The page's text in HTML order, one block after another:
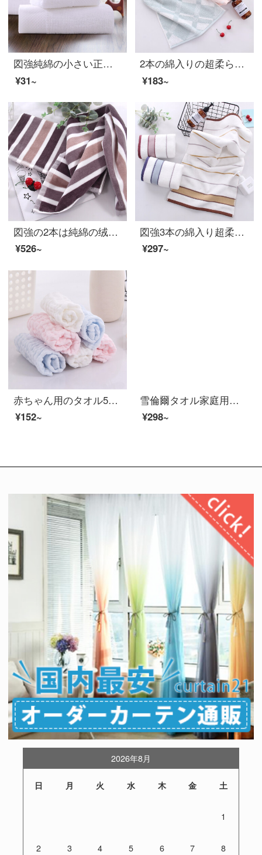
図強純綿の小さい正方形のタオルの家族と女性のホテルのホテルは厚くて白いスカーフの小さいタオルをプラスしてlogoプラチナのサテンの白色のシングルストリップの35*35 cmをカスタマイズすることができます。
¥31~
2本の綿入りの超柔らかい紗タオルを大人のカップルに増やして、柔らかくて、水を吸い込んで、顔を洗うタオルの粉+緑34*72 cmを描きます。
¥183~
図強の2本は純綿の绒のタオルを詰めます。大人のカップルと女性の日韩式は厚くて柔らかいです。
¥526~
図強3本の綿入り超柔らかい紗タオル大人男女のカップルの柔らかい快適な洗顔ティッシュコーヒー+赤+青
¥297~
赤ちゃん用のタオル5つの赤ちゃん用手ぬぐい赤ちゃん用手ぬぐい赤ちゃん用手ぬぐい赤ちゃん用タオル赤ちゃん用手ぬぐい青2粉2白1
¥152~
雪倫爾タオル家庭用紡績A類純綿子供タオル柔軟吸水洗顔タオル3条白/粉/紫33 cm萌えシリーズ：白米+空色+緑の3つの服
¥298~
2026年8月
日 月 火 水 木 金 土
1
2 3 4 5 6 7 8